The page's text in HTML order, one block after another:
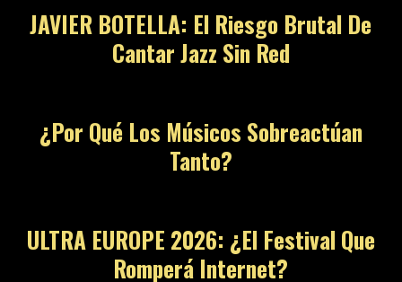
JAVIER BOTELLA: El Riesgo Brutal De
Cantar Jazz Sin Red
¿Por Qué Los Músicos Sobreactúan
Tanto?
ULTRA EUROPE 2026: ¿El Festival Que
Romperá Internet?